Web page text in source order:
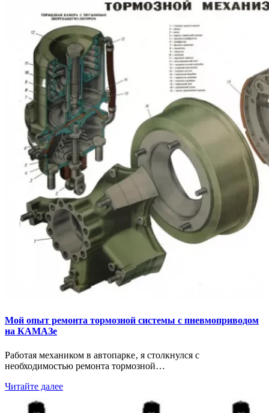
Мой опыт ремонта тормозной системы с пневмоприводом
на КАМАЗе
Работая механиком в автопарке‚ я столкнулся с
необходимостью ремонта тормозной…
Читайте далее